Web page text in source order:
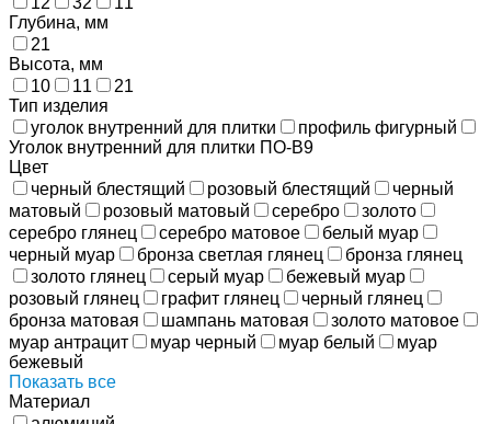
Глубина, мм
21
Высота, мм
10
11
21
Тип изделия
уголок внутренний для плитки
профиль фигурный
Уголок внутренний для плитки ПО-В9
Цвет
черный блестящий
розовый блестящий
черный
матовый
розовый матовый серебро
золото
серебро глянец
серебро матовое
белый муар
черный муар
бронза светлая глянец
бронза глянец
золото глянец
серый муар
бежевый муар
розовый глянец
графит глянец
черный глянец
бронза матовая
шампань матовая
золото матовое
муар антрацит
муар черный муар белый
муар
бежевый
Показать все
Материал